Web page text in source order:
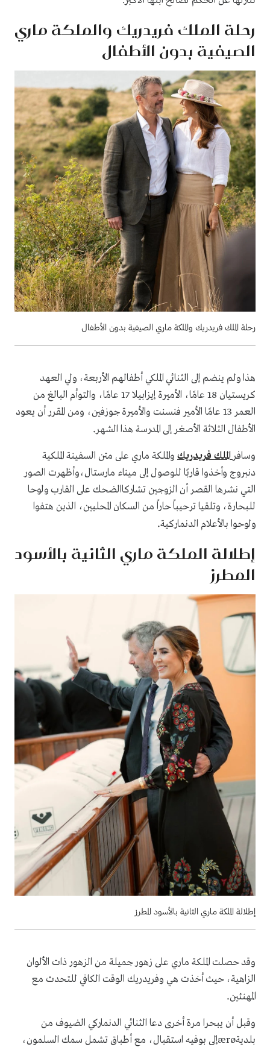
رحلة الملك فريدريك والملكة ماري
الصيفية بدون الأطفال
رحلة الملك فريدريك والملكة ماري الصيفية بدون الأطفال
هذا ولم ينضم إلى الثنائي الملكي أطفالهم الأربعة، ولي العهد
كريستيان 18 عامًا، الأميرة إيزابيلا 17 عامًا، والتوأم البالغ من
العمر 13 عامًا الأمير فنسنت والأميرة جوزفين، ومن المقرر أن يعود
الأطفال الثلاثة الأصغر إلى المدرسة هذا الشهر.
وسافر الملك فريدريك والملكة ماري على متن السفينة الملكية
دنبروج وأخذوا قاربًا للوصول إلى ميناء مارستال،وأظهرت الصور
التي نشرها القصر أن الزوجين تشاركاالضحك على القارب ولوحا
للبحارة، وتلقيا ترحيباً حاراً من السكان المحليين، الذين هتفوا
ولوحوا بالأعلام الدنماركية.
إطلالة الملكة ماري الثانية بالأسود
المطرز
إطلالة الملكة ماري الثانية بالأسود المطرز
وقد حصلت الملكة ماري على زهور جميلة من الزهور ذات الألوان
الزاهية، حيث أخذت هي وفريدريك الوقت الكافي للتحدث مع
المهنئين.
وقبل أن يبحرا مرة أخرى دعا الثنائي الدنماركي الضيوف من
بلديةærøإلى بوفيه استقبال، مع أطباق تشمل سمك السلمون،